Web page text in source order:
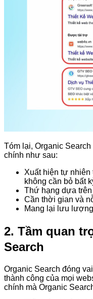
Tóm lại, Organic
chính như sau:
Xuất hiện tự nhiên
không cần bỏ bất
Thứ hạng dựa
Cần thời gian và
Mang lại lưu
2. Tầm quan
Search
Organic Search đóng
thành công của mọi
chính mà Organic